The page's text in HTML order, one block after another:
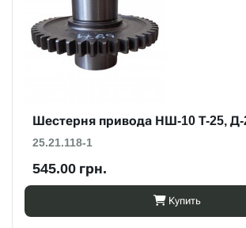
Шестерня привода НШ-10 Т-25, Д-
25.21.118-1
545.00 грн.
Купить